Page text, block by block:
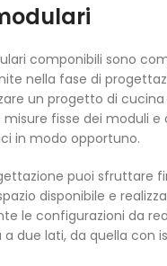
componibili sono
nella fase di
un progetto di
fisse dei moduli e
in modo opportuno.
puoi sfruttare
disponibile e
le configurazioni da
a due lati, da quella con